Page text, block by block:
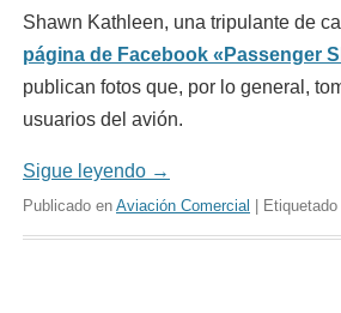
Shawn Kathleen, una tripulante de
página de Facebook «Passenger
publican fotos que, por lo general,
usuarios del avión.
Sigue leyendo →
Publicado en Aviación Comercial | Etiquetado